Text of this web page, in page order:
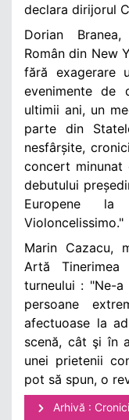
declara dirijorul
Dorian
Român din New
fără exagerare
evenimente de
ultimii ani, un
parte din
nesfârșite,
concert minunat
debutului
Europene la
Violoncelissimo."
Marin Cazacu,
Artă
turneului : "Ne-
persoane
afectuoase la
scenă, cât şi în
unei prietenii
pot să spun, o
Arhivă : Cronici